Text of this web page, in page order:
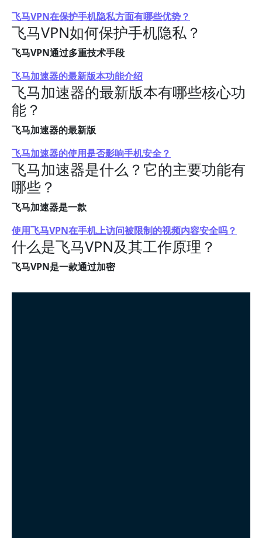
飞马VPN在保护手机隐私方面有哪些优势？
飞马VPN如何保护手机隐私？
飞马VPN通过多重技术手段
飞马加速器的最新版本功能介绍
飞马加速器的最新版本有哪些核心功
能？
飞马加速器的最新版
飞马加速器的使用是否影响手机安全？
飞马加速器是什么？它的主要功能有
哪些？
飞马加速器是一款
使用飞马VPN在手机上访问被限制的视频内容安全吗？
什么是飞马VPN及其工作原理？
飞马VPN是一款通过加密